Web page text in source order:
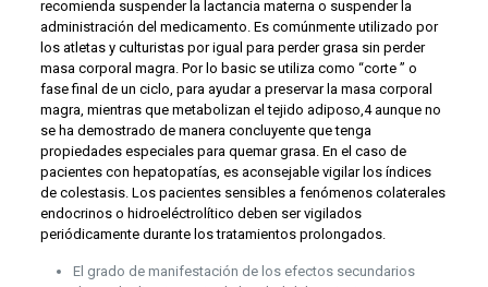
recomienda suspender la lactancia materna o suspender la
administración del medicamento. Es comúnmente utilizado por
los atletas y culturistas por igual para perder grasa sin perder
masa corporal magra. Por lo basic se utiliza como “corte ” o
fase final de un ciclo, para ayudar a preservar la masa corporal
magra, mientras que metabolizan el tejido adiposo,4​ aunque no
se ha demostrado de manera concluyente que tenga
propiedades especiales para quemar grasa. En el caso de
pacientes con hepatopatías, es aconsejable vigilar los índices
de colestasis. Los pacientes sensibles a fenómenos colaterales
endocrinos o hidroeléctrolítico deben ser vigilados
periódicamente durante los tratamientos prolongados.
El grado de manifestación de los efectos secundarios